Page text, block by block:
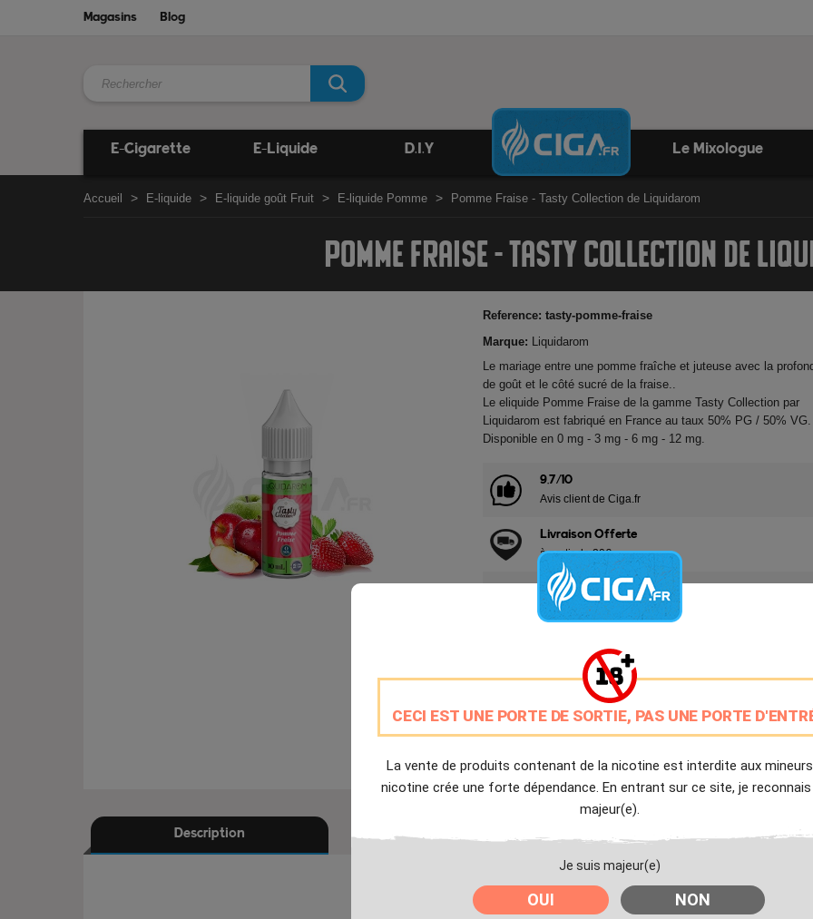
CECI EST UNE PORTE DE SORTIE, PAS UNE PORTE
La vente de produits contenant de la nicotine est interdite aux
nicotine crée une forte dépendance. En entrant sur ce site, je
majeur(e).
Je suis majeur(e)
OUI NON
Magasins Blog
E-Cigarette E-Liquide D.I.Y Le Mixologue
Accueil E-liquide E-liquide goût Fruit E-liquide Pomme Pomme Fraise - Tasty Collection de Liquidarom
POMME FRAISE - TASTY COLLECTION DE
Reference: tasty-pomme-fraise
Marque: Liquidarom
Le mariage entre une pomme fraîche et juteuse avec la
de goût et le côté sucré de la fraise..
Le eliquide Pomme Fraise de la gamme Tasty Collection par
Liquidarom est fabriqué en France au taux 50% PG / 50% VG.
Disponible en 0 mg - 3 mg - 6 mg - 12 mg.
9.7/10
Avis client de Ciga.fr
Livraison Offerte
à partir de 20€
Expédition Immédiate
Commande passée avant 14h
Partager
Livré à partir du Mardi 11 Août 2026.
Description
Un condensé de douceurs fruitées.